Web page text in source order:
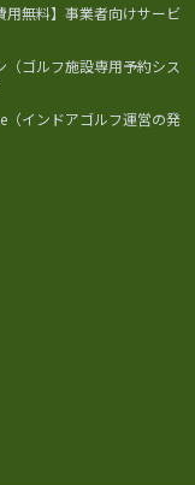
用無料】事業者向けサービ
（ゴルフ施設専用予約シス
（インドアゴルフ運営の発